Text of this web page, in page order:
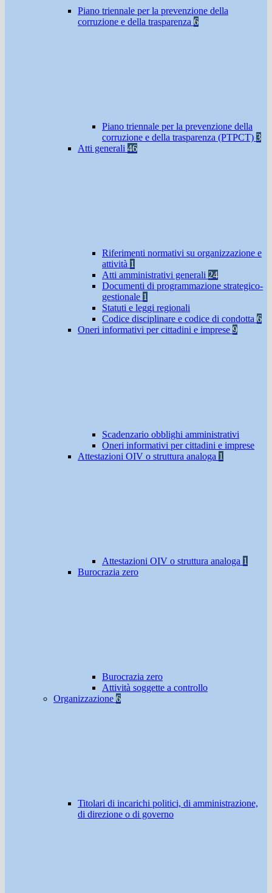
Piano triennale per la prevenzione della
corruzione e della trasparenza 6
Piano triennale per la prevenzione della
corruzione e della trasparenza (PTPCT) 3
Atti generali 46
Riferimenti normativi su organizzazione e
attività 1
Atti amministrativi generali 24
Documenti di programmazione strategico-
gestionale 1
Statuti e leggi regionali
Codice disciplinare e codice di condotta 6
Oneri informativi per cittadini e imprese 9
Scadenzario obblighi amministrativi
Oneri informativi per cittadini e imprese
Attestazioni OIV o struttura analoga 1
Attestazioni OIV o struttura analoga 1
Burocrazia zero
Burocrazia zero
Attività soggette a controllo
Organizzazione 6
Titolari di incarichi politici, di amministrazione,
di direzione o di governo